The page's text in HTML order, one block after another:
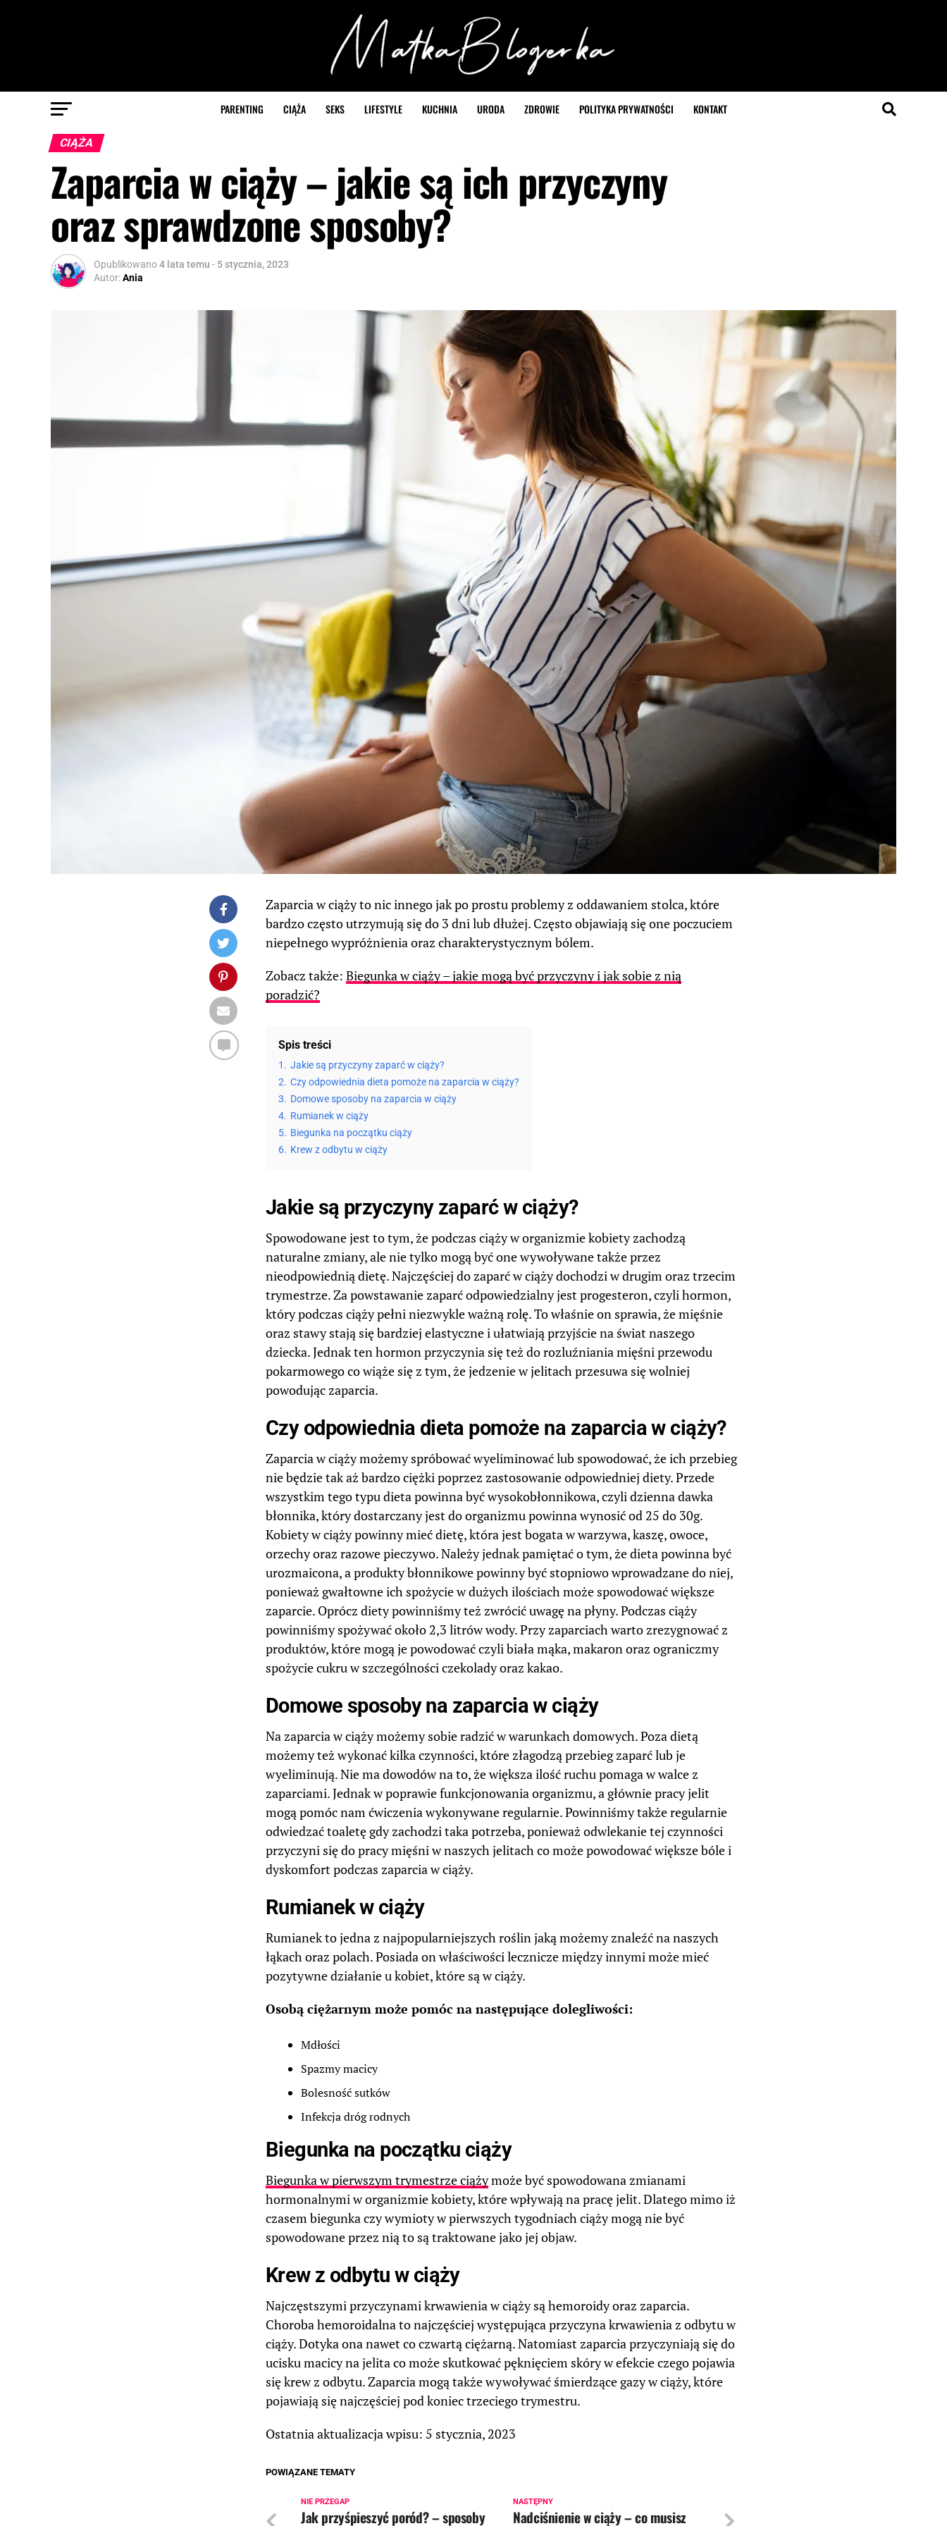
PARENTING CIĄŻA SEKS LIFESTYLE KUCHNIA URODA ZDROWIE POLITYKA PRYWATNOŚCI KONTAKT
CIĄŻA
Zaparcia w ciąży – jakie są ich przyczyny
oraz sprawdzone sposoby?
Opublikowano4 lata temu - 5 stycznia, 2023
Autor:Ania
Zaparcia w ciąży to nic innego jak po prostu problemy z oddawaniem stolca, które
bardzo często utrzymują się do 3 dni lub dłużej. Często objawiają się one poczuciem
niepełnego wypróżnienia oraz charakterystycznym bólem.
Zobacz także: Biegunka w ciąży – jakie mogą być przyczyny i jak sobie z nią
poradzić?
Spis treści
1. Jakie są przyczyny zaparć w ciąży?
2. Czy odpowiednia dieta pomoże na zaparcia w ciąży?
3. Domowe sposoby na zaparcia w ciąży
4. Rumianek w ciąży
5. Biegunka na początku ciąży
6. Krew z odbytu w ciąży
Jakie są przyczyny zaparć w ciąży?
Spowodowane jest to tym, że podczas ciąży w organizmie kobiety zachodzą
naturalne zmiany, ale nie tylko mogą być one wywoływane także przez
nieodpowiednią dietę. Najczęściej do zaparć w ciąży dochodzi w drugim oraz trzecim
trymestrze. Za powstawanie zaparć odpowiedzialny jest progesteron, czyli hormon,
który podczas ciąży pełni niezwykle ważną rolę. To właśnie on sprawia, że mięśnie
oraz stawy stają się bardziej elastyczne i ułatwiają przyjście na świat naszego
dziecka. Jednak ten hormon przyczynia się też do rozluźniania mięśni przewodu
pokarmowego co wiąże się z tym, że jedzenie w jelitach przesuwa się wolniej
powodując zaparcia.
Czy odpowiednia dieta pomoże na zaparcia w ciąży?
Zaparcia w ciąży możemy spróbować wyeliminować lub spowodować, że ich przebieg
nie będzie tak aż bardzo ciężki poprzez zastosowanie odpowiedniej diety. Przede
wszystkim tego typu dieta powinna być wysokobłonnikowa, czyli dzienna dawka
błonnika, który dostarczany jest do organizmu powinna wynosić od 25 do 30g.
Kobiety w ciąży powinny mieć dietę, która jest bogata w warzywa, kaszę, owoce,
orzechy oraz razowe pieczywo. Należy jednak pamiętać o tym, że dieta powinna być
urozmaicona, a produkty błonnikowe powinny być stopniowo wprowadzane do niej,
ponieważ gwałtowne ich spożycie w dużych ilościach może spowodować większe
zaparcie. Oprócz diety powinniśmy też zwrócić uwagę na płyny. Podczas ciąży
powinniśmy spożywać około 2,3 litrów wody. Przy zaparciach warto zrezygnować z
produktów, które mogą je powodować czyli biała mąka, makaron oraz ograniczmy
spożycie cukru w szczególności czekolady oraz kakao.
Domowe sposoby na zaparcia w ciąży
Na zaparcia w ciąży możemy sobie radzić w warunkach domowych. Poza dietą
możemy też wykonać kilka czynności, które złagodzą przebieg zaparć lub je
wyeliminują. Nie ma dowodów na to, że większa ilość ruchu pomaga w walce z
zaparciami. Jednak w poprawie funkcjonowania organizmu, a głównie pracy jelit
mogą pomóc nam ćwiczenia wykonywane regularnie. Powinniśmy także regularnie
odwiedzać toaletę gdy zachodzi taka potrzeba, ponieważ odwlekanie tej czynności
przyczyni się do pracy mięśni w naszych jelitach co może powodować większe bóle i
dyskomfort podczas zaparcia w ciąży.
Rumianek w ciąży
Rumianek to jedna z najpopularniejszych roślin jaką możemy znaleźć na naszych
łąkach oraz polach. Posiada on właściwości lecznicze między innymi może mieć
pozytywne działanie u kobiet, które są w ciąży.
Osobą ciężarnym może pomóc na następujące dolegliwości:
Mdłości
Spazmy macicy
Bolesność sutków
Infekcja dróg rodnych
Biegunka na początku ciąży
Biegunka w pierwszym trymestrze ciążymoże być spowodowana zmianami
hormonalnymi w organizmie kobiety, które wpływają na pracę jelit. Dlatego mimo iż
czasem biegunka czy wymioty w pierwszych tygodniach ciąży mogą nie być
spowodowane przez nią to są traktowane jako jej objaw.
Krew z odbytu w ciąży
Najczęstszymi przyczynami krwawienia w ciąży są hemoroidy oraz zaparcia.
Choroba hemoroidalna to najczęściej występująca przyczyna krwawienia z odbytu w
ciąży. Dotyka ona nawet co czwartą ciężarną. Natomiast zaparcia przyczyniają się do
ucisku macicy na jelita co może skutkować pęknięciem skóry w efekcie czego pojawia
się krew z odbytu. Zaparcia mogą także wywoływać śmierdzące gazy w ciąży, które
pojawiają się najczęściej pod koniec trzeciego trymestru.
Ostatnia aktualizacja wpisu: 5 stycznia, 2023
POWIĄZANE TEMATY
NASTĘPNY
Nadciśnienie w ciąży – co musisz
NIE PRZEGAP
Jak przyśpieszyć poród? – sposoby